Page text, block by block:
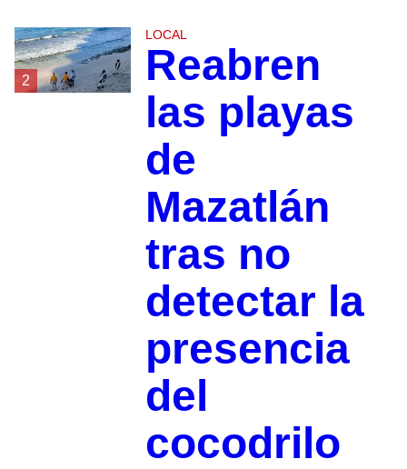
2
LOCAL
Reabren
las playas
de
Mazatlán
tras no
detectar la
presencia
del
cocodrilo